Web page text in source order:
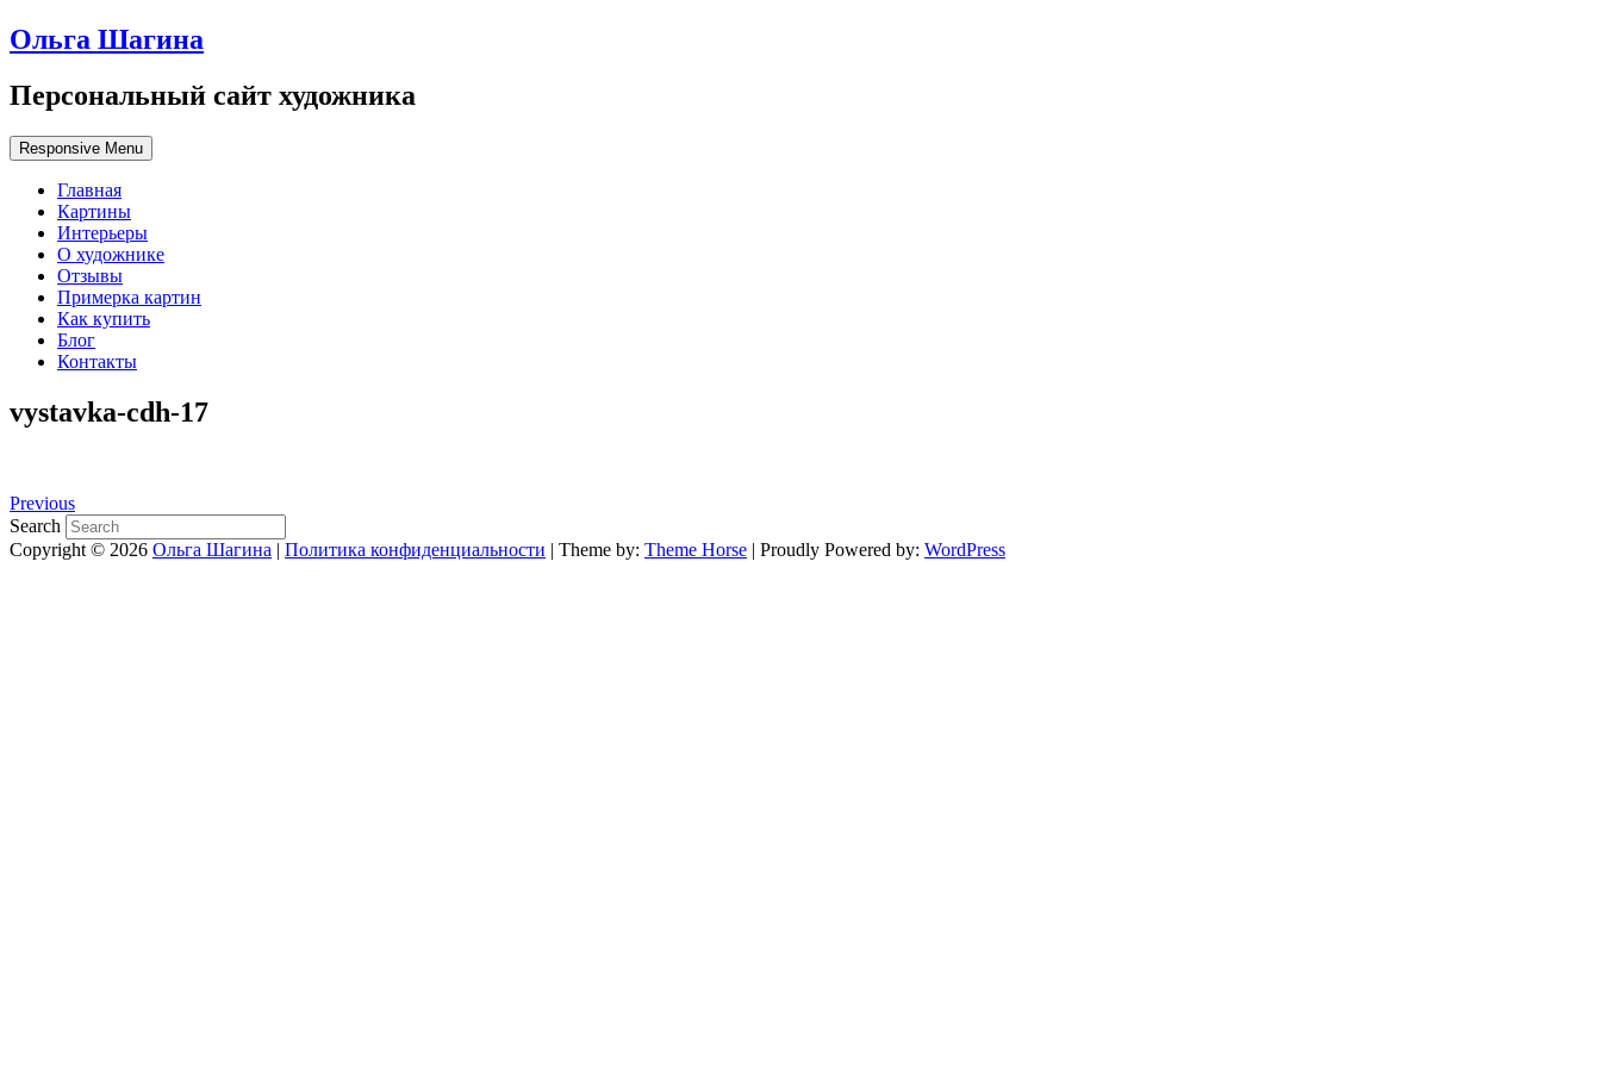
Ольга Шагина
Персональный сайт художника
Responsive Menu
Главная
Картины
Интерьеры
О художнике
Отзывы
Примерка картин
Как купить
Блог
Контакты
vystavka-cdh-17
Previous
Search
Copyright © 2026 Ольга Шагина | Политика конфиденциальности | Theme by: Theme Horse | Proudly Powered by: WordPress